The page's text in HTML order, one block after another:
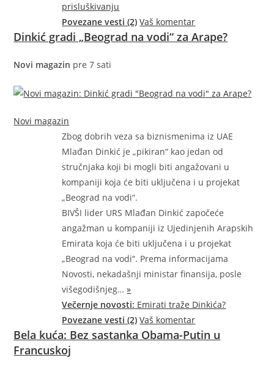
prisluškivanju
Povezane vesti (2) Vaš komentar
Dinkić gradi „Beograd na vodi“ za Arape?
Novi magazin pre 7 sati
Novi magazin
Zbog dobrih veza sa biznismenima iz UAE
Mlađan Dinkić je „pikiran“ kao jedan od
stručnjaka koji bi mogli biti angažovani u
kompaniji koja će biti uključena i u projekat
„Beograd na vodi“.
BIVŠI lider URS Mlađan Dinkić započeće
angažman u kompaniji iz Ujedinjenih Arapskih
Emirata koja će biti uključena i u projekat
„Beograd na vodi“. Prema informacijama
Novosti, nekadašnji ministar finansija, posle
višegodišnjeg…»
Večernje novosti: Emirati traže Dinkića?
Povezane vesti (2) Vaš komentar
Bela kuća: Bez sastanka Obama-Putin u
Francuskoj